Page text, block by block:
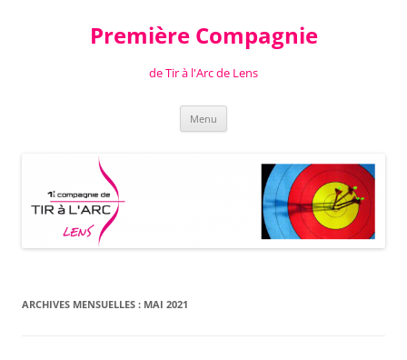
Première Compagnie
de Tir à l'Arc de Lens
Menu
ARCHIVES MENSUELLES : MAI 2021